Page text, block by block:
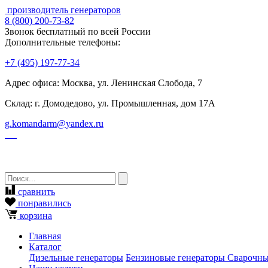
производитель генераторов
8 (800) 200-73-82
Звонок бесплатный по всей России
Дополнительные телефоны:
+7 (495) 197-77-34
Адрес офиса: Москва, ул. Ленинская Слобода, 7
Склад: г. Домодедово, ул. Промышленная, дом 17А
g.komandarm@yandex.ru
сравнить
понравились
корзина
Главная
Каталог
Дизельные генераторы Бензиновые генераторы